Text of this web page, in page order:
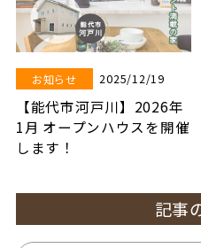
お知らせ 2025/12/19
【能代市河戸川】2026年
1月 オープンハウスを開催
します！
記事